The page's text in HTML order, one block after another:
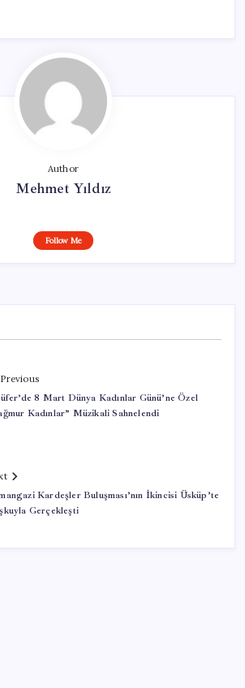
Author
Mehmet Yıldız
Follow Me
Previous
8 Mart Dünya Kadınlar Günü’ne Özel
Kadınlar” Müzikali Sahnelendi
Kardeşler Buluşması’nın İkincisi Üsküp’te
Gerçekleşti